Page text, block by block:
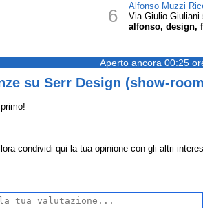
6 Alfonso Muzzi
Via Giulio Giuliani
alfonso, design,
Aperto ancora 00:25
su Serr Design (show-
condividi qui la tua opinione con gli altri